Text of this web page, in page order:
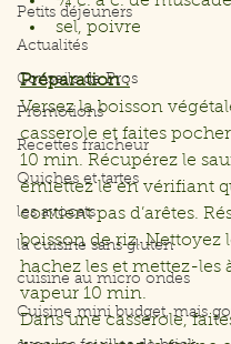
Petits déjeuners
Actualités
Conseils de Pros
Promotions
Recettes fraicheur
Quiches et tartes
les avocats
la cuisine sans gluten
cuisine au micro ondes
Cuisine mini budget, mais
sel, poivre
Préparation :
Versez la boisson
casserole et faites
10 min. Récupérez le
émiettez le en vérifiant
contient pas d’arêtes.
boisson de riz. Nettoyez
hachez les et mettez-les
vapeur 10 min.
Dans une casserole,